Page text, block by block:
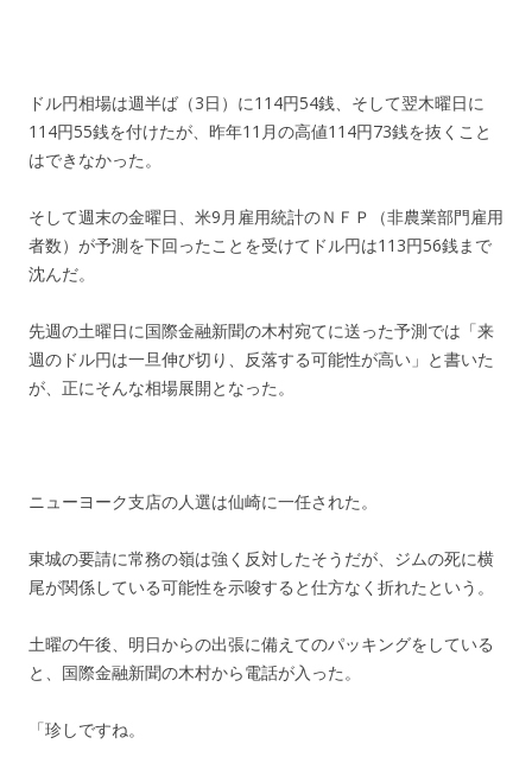
ドル円相場は週半ば（3日）に114円54銭、そして翌木曜日に
114円55銭を付けたが、昨年11月の高値114円73銭を抜くこと
はできなかった。
そして週末の金曜日、米9月雇用統計のＮＦＰ（非農業部門雇用
者数）が予測を下回ったことを受けてドル円は113円56銭まで
沈んだ。
先週の土曜日に国際金融新聞の木村宛てに送った予測では「来
週のドル円は一旦伸び切り、反落する可能性が高い」と書いた
が、正にそんな相場展開となった。
ニューヨーク支店の人選は仙崎に一任された。
東城の要請に常務の嶺は強く反対したそうだが、ジムの死に横
尾が関係している可能性を示唆すると仕方なく折れたという。
土曜の午後、明日からの出張に備えてのパッキングをしている
と、国際金融新聞の木村から電話が入った。
「珍しですね。